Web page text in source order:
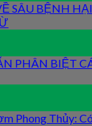
SÂU BỆNH
PHÂN BIỆT
Phong Thủy: